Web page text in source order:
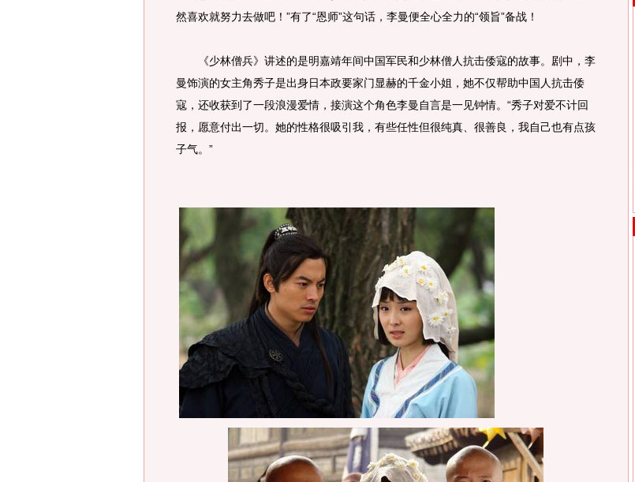
然喜欢就努力去做吧！”有了“恩师”这句话，李曼便全心全力的“领旨”备战！
《少林僧兵》讲述的是明嘉靖年间中国军民和少林僧人抗击倭寇的故事。剧中，李
曼饰演的女主角秀子是出身日本政要家门显赫的千金小姐，她不仅帮助中国人抗击倭
寇，还收获到了一段浪漫爱情，接演这个角色李曼自言是一见钟情。“秀子对爱不计回
报，愿意付出一切。她的性格很吸引我，有些任性但很纯真、很善良，我自己也有点孩
子气。”